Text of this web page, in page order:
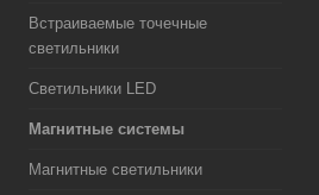
Встраиваемые точечные
светильники
Светильники LED
Магнитные системы
Магнитные светильники